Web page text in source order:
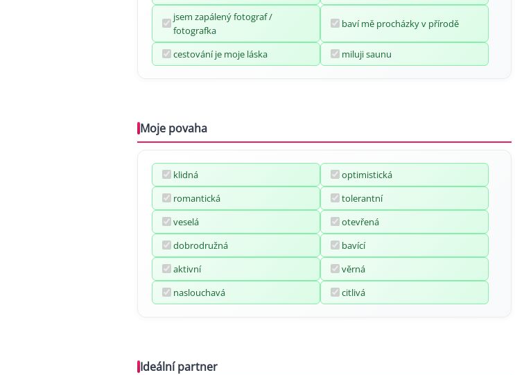
jsem zapálený fotograf /
fotografka
baví mě procházky v přírodě
cestování je moje láska miluji saunu
Moje povaha
klidná
optimistická
romantická
tolerantní
veselá
otevřená
dobrodružná
bavící
aktivní
věrná
naslouchavá
citlivá
Ideální partner